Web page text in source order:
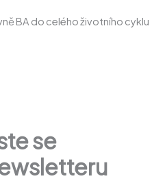
BA do celého životního cyklu
se